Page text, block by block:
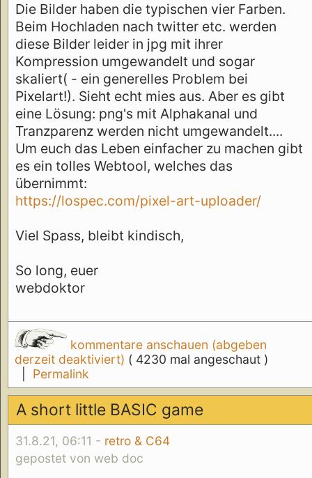
Die Bilder haben die typischen vier Farben.
Beim Hochladen nach twitter etc. werden
diese Bilder leider in jpg mit ihrer
Kompression umgewandelt und sogar
skaliert( - ein generelles Problem bei
Pixelart!). Sieht echt mies aus. Aber es gibt
eine Lösung: png's mit Alphakanal und
Tranzparenz werden nicht umgewandelt....
Um euch das Leben einfacher zu machen gibt
es ein tolles Webtool, welches das
übernimmt:
https://lospec.com/pixel-art-uploader/
Viel Spass, bleibt kindisch,
So long, euer
webdoktor
kommentare anschauen (abgeben
derzeit deaktiviert) ( 4230 mal angeschaut )
Permalink
A short little BASIC game
31.8.21, 06:11 - retro & C64
gepostet von web doc